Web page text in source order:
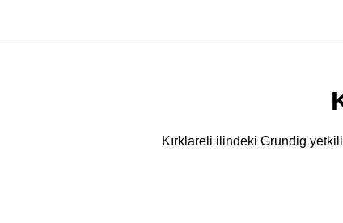
Kırklareli ilindeki Grundig